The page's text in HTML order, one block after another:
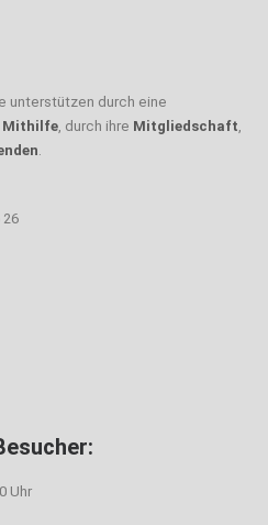
unterstützen durch eine
Mithilfe, durch ihre Mitgliedschaft,
.
26
Uhr